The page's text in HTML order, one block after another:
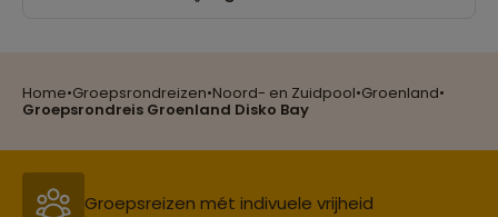
Home•Groepsrondreizen•Noord- en Zuidpool•Groenland•
Groepsrondreis Groenland Disko Bay
Reizen met oog voor mens, cultuur en milieu
Groepsreizen mét indivuele vrijheid